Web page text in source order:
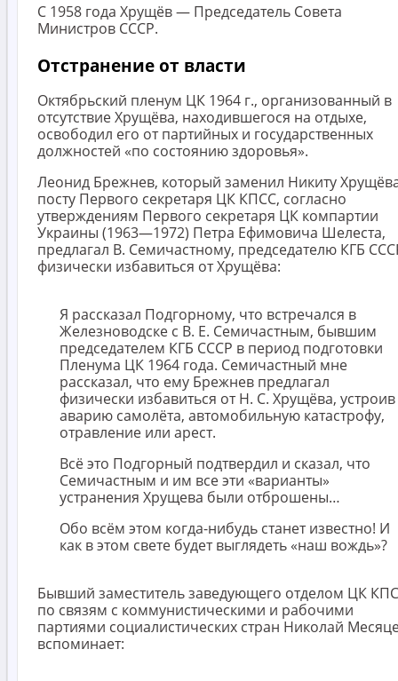
С 1958 года Хрущёв — Председатель Совета
Министров СССР.
Отстранение от власти
Октябрьский пленум ЦК 1964 г., организованный в
отсутствие Хрущёва, находившегося на отдыхе,
освободил его от партийных и государственных
должностей «по состоянию здоровья».
Леонид Брежнев, который заменил Никиту
посту Первого секретаря ЦК КПСС, согласно
утверждениям Первого секретаря ЦК компартии
Украины (1963—1972) Петра Ефимовича Шелеста,
предлагал В. Семичастному, председателю КГБ
физически избавиться от Хрущёва:
Я рассказал Подгорному, что встречался в
Железноводске с В. Е. Семичастным, бывшим
председателем КГБ СССР в период подготовки
Пленума ЦК 1964 года. Семичастный мне
рассказал, что ему Брежнев предлагал
физически избавиться от Н. С. Хрущёва, устроив
аварию самолёта, автомобильную катастрофу,
отравление или арест.
Всё это Подгорный подтвердил и сказал, что
Семичастным и им все эти «варианты»
устранения Хрущева были отброшены…
Обо всём этом когда-нибудь станет известно! И
как в этом свете будет выглядеть «наш вождь»?
Бывший заместитель заведующего отделом ЦК
по связям с коммунистическими и рабочими
партиями социалистических стран Николай
вспоминает: